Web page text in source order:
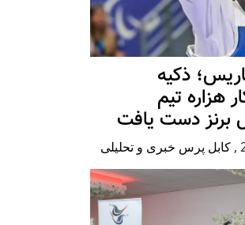
۲۰۲۴ پاریس؛ ذکیه
هزاره تیم
برنز دست یافت
, کابل پرس خبری و تحلیلی